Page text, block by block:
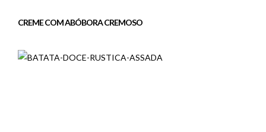
CREME COM ABÓBORA CREMOSO